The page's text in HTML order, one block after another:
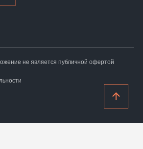
не является публичной офертой